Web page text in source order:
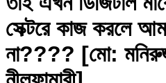
সেক্টরে কাজ করলে
না???? [মো: